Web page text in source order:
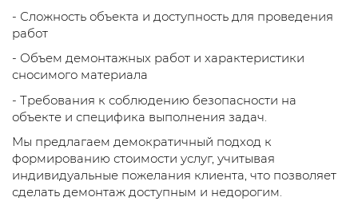
- Сложность объекта и доступность для проведения
работ
- Объем демонтажных работ и характеристики
сносимого материала
- Требования к соблюдению безопасности на
объекте и специфика выполнения задач.
Мы предлагаем демократичный подход к
формированию стоимости услуг, учитывая
индивидуальные пожелания клиента, что позволяет
сделать демонтаж доступным и недорогим.